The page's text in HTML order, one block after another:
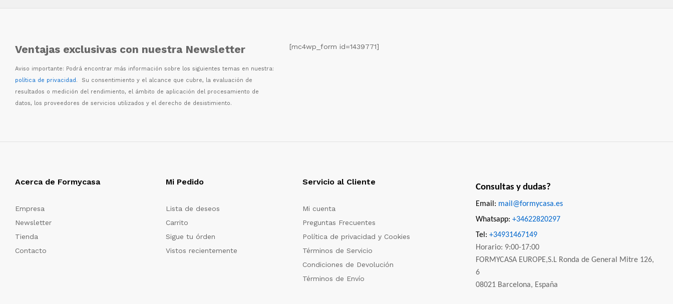
Ventajas exclusivas con nuestra Newsletter
Aviso importante: Podrá encontrar más información sobre los siguientes temas en nuestra:
política de privacidad. Su consentimiento y el alcance que cubre, la evaluación de
resultados o medición del rendimiento, el ámbito de aplicación del procesamiento de
datos, los proveedores de servicios utilizados y el derecho de desistimiento.
[mc4wp_form id=1439771]
Acerca de Formycasa
Empresa
Newsletter
Tienda
Contacto
Mi Pedido
Lista de deseos
Carrito
Sigue tu órden
Vistos recientemente
Servicio al Cliente
Mi cuenta
Preguntas Frecuentes
Política de privacidad y Cookies
Términos de Servicio
Condiciones de Devolución
Términos de Envío
Consultas y dudas?
Email: mail@formycasa.es
Whatsapp: +34622820297
Tel: +34931467149
Horario: 9:00-17:00
FORMYCASA EUROPE,S.L Ronda de General Mitre 126,
6
08021 Barcelona, España